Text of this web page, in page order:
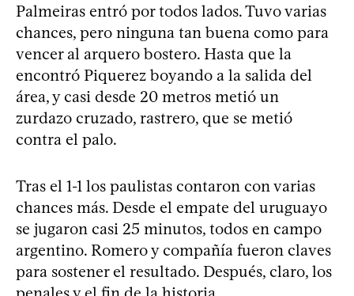
Palmeiras entró por todos lados. Tuvo varias
chances, pero ninguna tan buena como para
vencer al arquero bostero. Hasta que la
encontró Piquerez boyando a la salida del
área, y casi desde 20 metros metió un
zurdazo cruzado, rastrero, que se metió
contra el palo.
Tras el 1-1 los paulistas contaron con varias
chances más. Desde el empate del uruguayo
se jugaron casi 25 minutos, todos en campo
argentino. Romero y compañía fueron claves
para sostener el resultado. Después, claro, los